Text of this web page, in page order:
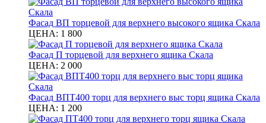
Фасад ВП торцевой для верхнего высокого ящика Скала
ЦЕНА: 1 800
Фасад П торцевой для верхнего ящика Скала
ЦЕНА: 2 000
Фасад ВПТ400 торц для верхнего выс торц ящика Скала
ЦЕНА: 1 200